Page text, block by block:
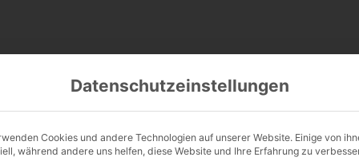
Maße die aus Lehrer/-innen und
Sie verfolgen die Debatten aufmerksam,
fair und differenziert.
Leitung der Schulkoordinatorinnen Gudula
Datenschutzeinstellungen
Cookies und andere Technologien auf unserer Website. Einige von
während andere uns helfen, diese Website und Ihre Erfahrung zu